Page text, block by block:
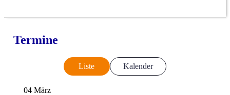
Termine
Liste Kalender
04 März